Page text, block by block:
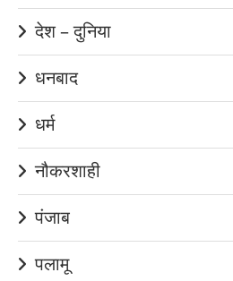
देश – दुनिया
धनबाद
धर्म
नौकरशाही
पंजाब
पलामू